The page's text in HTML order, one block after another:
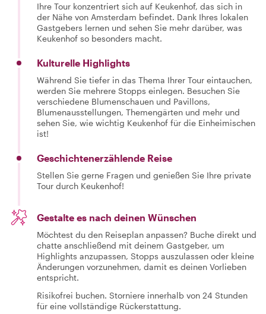
Ihre Tour konzentriert sich auf Keukenhof, das sich in
der Nähe von Amsterdam befindet. Dank Ihres lokalen
Gastgebers lernen und sehen Sie mehr darüber, was
Keukenhof so besonders macht.
Kulturelle Highlights
Während Sie tiefer in das Thema Ihrer Tour eintauchen,
werden Sie mehrere Stopps einlegen. Besuchen Sie
verschiedene Blumenschauen und Pavillons,
Blumenausstellungen, Themengärten und mehr und
sehen Sie, wie wichtig Keukenhof für die Einheimischen
ist!
Geschichtenerzählende Reise
Stellen Sie gerne Fragen und genießen Sie Ihre private
Tour durch Keukenhof!
Gestalte es nach deinen Wünschen
Möchtest du den Reiseplan anpassen? Buche direkt und
chatte anschließend mit deinem Gastgeber, um
Highlights anzupassen, Stopps auszulassen oder kleine
Änderungen vorzunehmen, damit es deinen Vorlieben
entspricht.
Risikofrei buchen. Storniere innerhalb von 24 Stunden
für eine vollständige Rückerstattung.